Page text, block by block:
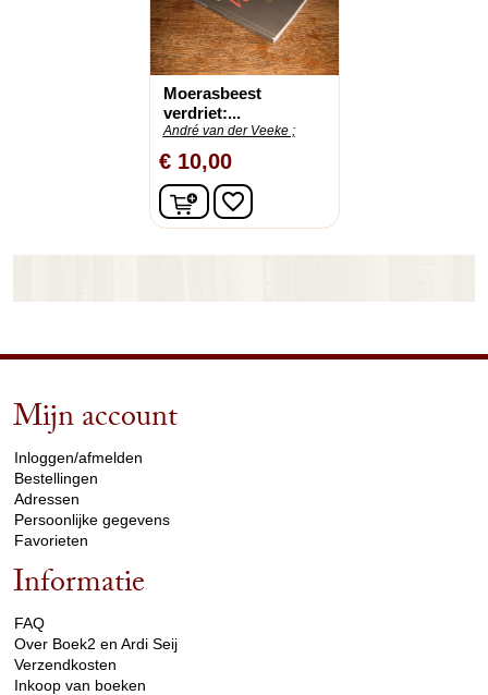
Moerasbeest
verdriet:...
André van der Veeke ;
€ 10,00
In winkelwagen
favorite_border
Mijn account
Inloggen/afmelden
Bestellingen
Adressen
Persoonlijke gegevens
Favorieten
Informatie
FAQ
Over Boek2 en Ardi Seij
Verzendkosten
Inkoop van boeken